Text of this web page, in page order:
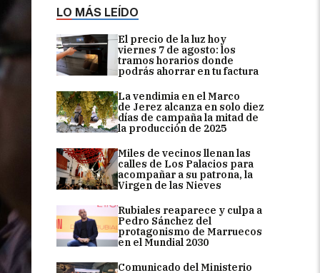
LO MÁS LEÍDO
El precio de la luz hoy
viernes 7 de agosto: los
tramos horarios donde
podrás ahorrar en tu factura
La vendimia en el Marco
de Jerez alcanza en solo diez
días de campaña la mitad de
la producción de 2025
Miles de vecinos llenan las
calles de Los Palacios para
acompañar a su patrona, la
Virgen de las Nieves
Rubiales reaparece y culpa a
Pedro Sánchez del
protagonismo de Marruecos
en el Mundial 2030
Comunicado del Ministerio